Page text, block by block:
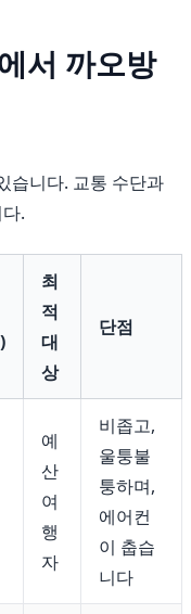
서 까오방
습니다. 교통 수단과
.
최
적
대
상
단점
예
산
여
행
자
비좁고,
울퉁불
퉁하며,
에어컨
이 춥습
니다